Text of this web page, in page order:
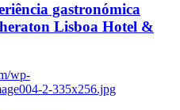
gastronómica
Lisboa Hotel &
wp-
2-335x256.jpg